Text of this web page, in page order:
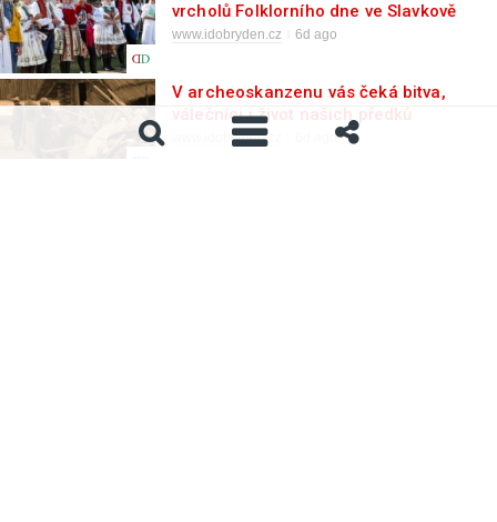
vrcholů Folklorního dne ve Slavkově
www.idobryden.cz 6d ago
V archeoskanzenu vás čeká bitva,
válečníci i život našich předků
www.idobryden.cz 6d ago